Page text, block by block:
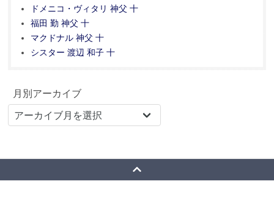
ドメニコ・ヴィタリ 神父 十
福田 勤 神父 十
マクドナル 神父 十
シスター 渡辺 和子 十
月別アーカイブ